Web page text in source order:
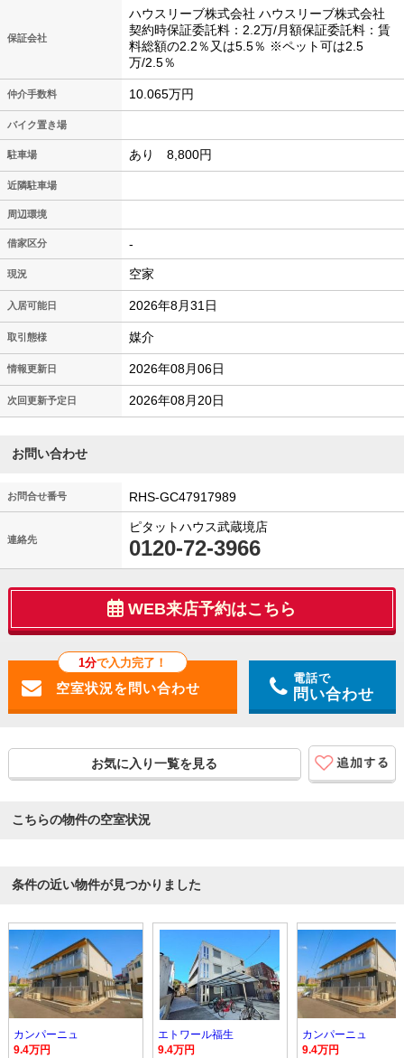
保証会社
ハウスリーブ株式会社 ハウスリーブ株式会社
契約時保証委託料：2.2万/月額保証委託料：賃
料総額の2.2％又は5.5％ ※ペット可は2.5
万/2.5％
仲介手数料 10.065万円
バイク置き場
駐車場 あり 8,800円
近隣駐車場
周辺環境
借家区分 -
現況 空家
入居可能日 2026年8月31日
取引態様 媒介
情報更新日 2026年08月06日
次回更新予定日 2026年08月20日
お問い合わせ
お問合せ番号 RHS-GC47917989
連絡先
ピタットハウス武蔵境店
0120-72-3966
WEB来店予約はこちら
1分で入力完了！
電話で
問い合わせ
お気に入り一覧を見る
こちらの物件の空室状況
条件の近い物件が見つかりました
カンパーニュ
9.4万円
エトワール福生
9.4万円
カンパーニュ
9.4万円